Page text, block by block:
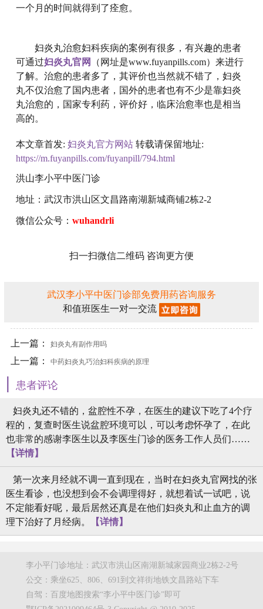
一个月的时间就得到了痊愈。
妇炎丸治愈妇科疾病的案例有很多，有兴趣的患者
可通过妇炎丸官网
（网址是www.fuyanpills.com）来进行
了解。治愈的患者多了，其评价也当然就不错了，妇炎
丸不仅治愈了国内患者，国外的患者也有不少是靠妇炎
丸治愈的，国家专利药，评价好，临床治愈率也是相当
高的。
本文章首发: 妇炎丸官方网站 转载请保留地址:
https://m.fuyanpills.com/fuyanpill/794.html
洪山李小平中医门诊
地址：武汉市洪山区文昌路南湖新城商铺2栋2-2
微信公众号： wuhandrli
扫一扫微信二维码 咨询更方便
武汉李小平中医门诊部免费用药咨询服务
和值班医生一对一交流
上一篇： 妇炎丸有副作用吗
上一篇： 中药妇炎丸巧治妇科疾病的原理
| 患者评论
妇炎丸还不错的，盆腔性不孕，在医生的建议下吃了4个疗
程的，复查时医生说盆腔环境可以，可以考虑怀孕了，在此
也非常的感谢李医生以及李医生门诊的医务工作人员们……
【详情】
第一次来月经就不调一直到现在，当时在妇炎丸官网找的张
医生看诊，也没想到会不会调理得好，就想着试一试吧，说
不定能看好呢，最后居然还真是在他们妇炎丸和止血方的调
理下治好了月经病。
【详情】
李小平门诊地址：武汉市洪山区南湖新城家园商业2栋2-2号
公交：乘坐625、806、691到文祥街地铁文昌路站下车
自驾：百度地图搜索“李小平中医门诊”即可